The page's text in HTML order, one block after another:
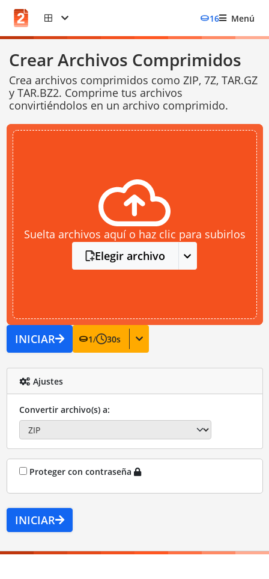
16 Menú
Crear Archivos Comprimidos
Crea archivos comprimidos como ZIP, 7Z, TAR.GZ
y TAR.BZ2. Comprime tus archivos
convirtiéndolos en un archivo comprimido.
Suelta archivos aquí o haz clic para subirlos
Elegir archivo
INICIAR 1/ 30s
Ajustes
Convertir archivo(s) a:
Proteger con contraseña
INICIAR